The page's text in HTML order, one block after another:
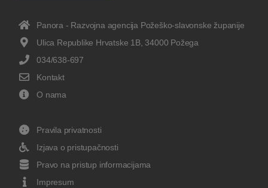
Panora - Razvojna agencija Požeško-slavonske županije
Ulica Republike Hrvatske 1B, 34000 Požega
034/638-697
Kontakt
O nama
Pravila privatnosti
Izjava o pristupačnosti
Pravo na pristup informacijama
Impresum